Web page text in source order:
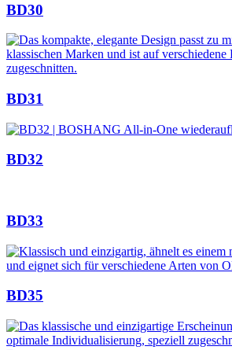
BD30
BD31
BD32
BD33
BD35